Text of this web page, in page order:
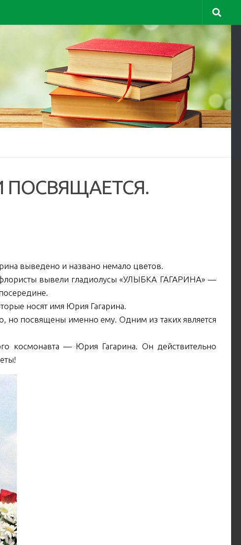
ПОСВЯЩАЕТСЯ.
выведено и названо немало цветов.
вывели гладиолусы «УЛЫБКА ГАГАРИНА» —
носят имя Юрия Гагарина.
но посвящены именно ему. Одним из таких является
космонавта — Юрия Гагарина. Он действительно